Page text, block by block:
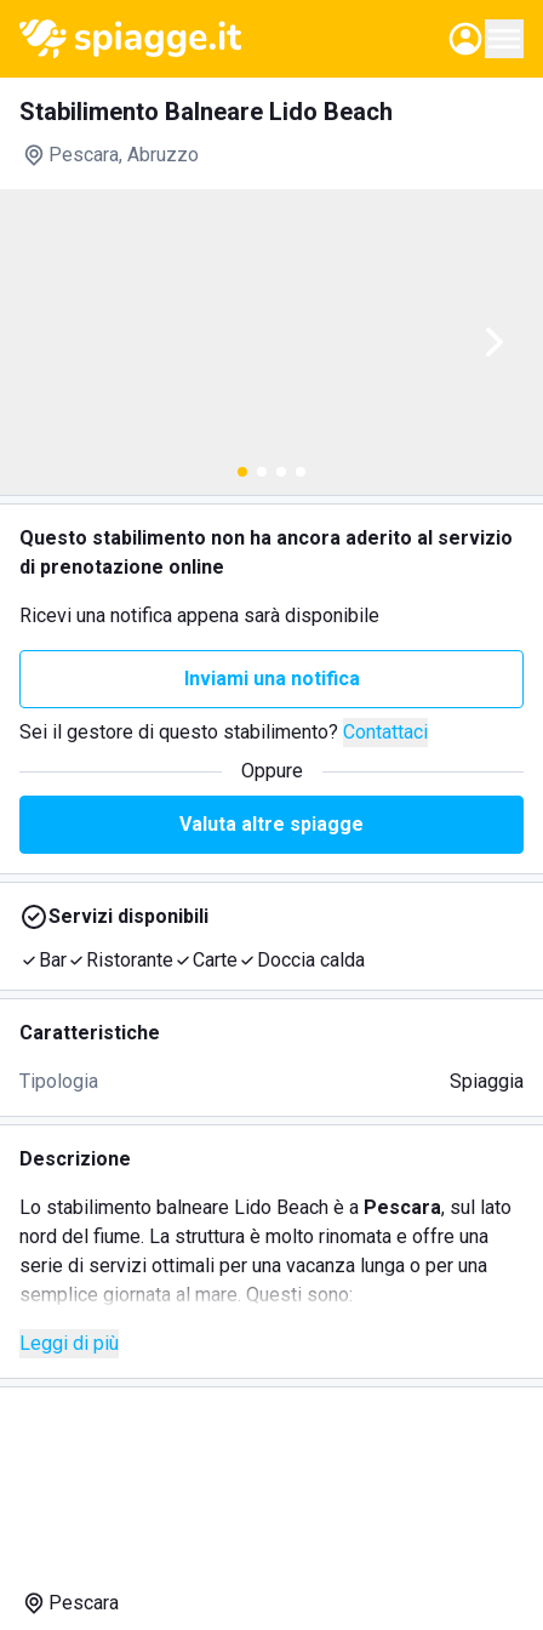
Stabilimento Balneare Lido Beach
Pescara, Abruzzo
Questo stabilimento non ha ancora aderito al servizio
di prenotazione online
Ricevi una notifica appena sarà disponibile
Inviami una notifica
Sei il gestore di questo stabilimento? Contattaci
Oppure
Valuta altre spiagge
Servizi disponibili
Bar
Ristorante Carte Doccia calda
Caratteristiche
Tipologia Spiaggia
Descrizione
Lo stabilimento balneare Lido Beach è a Pescara, sul lato
nord del fiume. La struttura è molto rinomata e offre una
serie di servizi ottimali per una vacanza lunga o per una
semplice giornata al mare. Questi sono:
Leggi di più
Pescara